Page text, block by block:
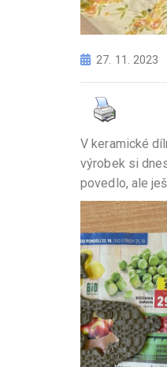
27. 11. 2023
V keramické
výrobek si
povedlo, ale